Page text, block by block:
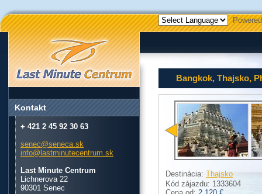
Bangkok, Thajsko,
Destinácia: Thajsko
Kód zájazdu: 1333604
Kontakt
+ 421 2 45 92 30 63
senec@seneca.sk
info@lastminutecentrum.sk
Last Minute Centrum
Lichnerova 22
90301 Senec